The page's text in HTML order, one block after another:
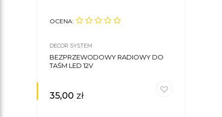
OCENA:
DECOR SYSTEM
BEZPRZEWODOWY RADIOWY DO
TAŚM LED 12V
35,00 zł